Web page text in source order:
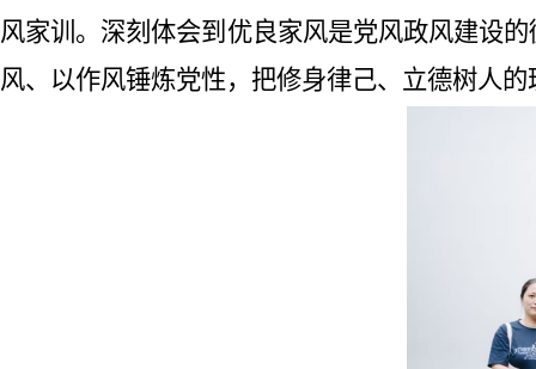
风家训。 深刻体会到 优良家风是党风政风建设
风、以作风锤炼党性，把修身律己、立德树人